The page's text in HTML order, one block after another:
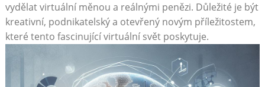
vydělat virtuální měnou a reálnými penězi. Důležité je být
kreativní, podnikatelský a otevřený novým příležitostem,
které tento fascinující virtuální svět poskytuje.